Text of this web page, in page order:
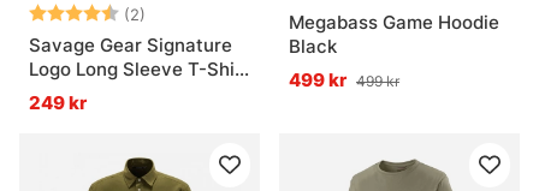
Betyg: (2)
4.5 utav 5 stjärnor
Savage Gear Signature
Logo Long Sleeve T-Shirt
Black Caviar
249 kr
Megabass Game Hoodie
Black
499 kr 499 kr